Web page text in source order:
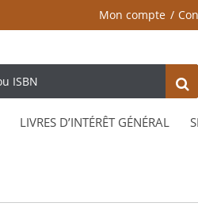
Mon compte
LIVRES D’INTÉRÊT GÉNÉRAL